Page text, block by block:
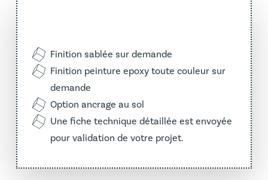
Finition sablée sur demande
Finition peinture epoxy toute couleur sur
demande
Option ancrage au sol
Une fiche technique détaillée est envoyée
pour validation de votre projet.